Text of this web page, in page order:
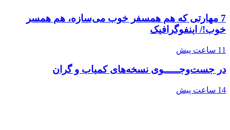
7 مهارتی که هم همسفر خوب می‌سازه، هم همسر
خوب!/ اینفوگرافیک
11 ساعت پیش
در جست‌وجـــــوی نسخه‌های کمیاب و گران
14 ساعت پیش